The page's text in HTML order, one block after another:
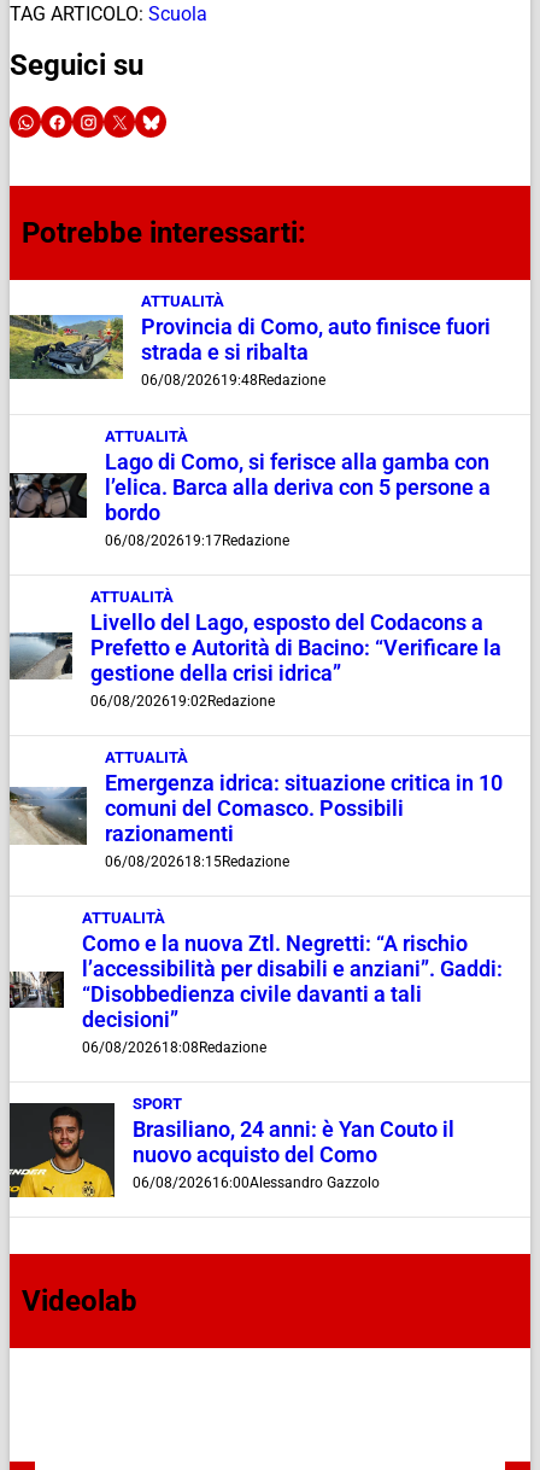
TAG ARTICOLO: Scuola
Seguici su
Potrebbe interessarti:
ATTUALITÀ
Provincia di Como, auto finisce fuori
strada e si ribalta
06/08/202619:48 Redazione
ATTUALITÀ
Lago di Como, si ferisce alla gamba con
l’elica. Barca alla deriva con 5 persone a
bordo
06/08/202619:17Redazione
ATTUALITÀ
Livello del Lago, esposto del Codacons a
Prefetto e Autorità di Bacino: “Verificare la
gestione della crisi idrica”
06/08/202619:02Redazione
ATTUALITÀ
Emergenza idrica: situazione critica in 10
comuni del Comasco. Possibili
razionamenti
06/08/202618:15Redazione
ATTUALITÀ
Como e la nuova Ztl. Negretti: “A rischio
l’accessibilità per disabili e anziani”. Gaddi:
“Disobbedienza civile davanti a tali
decisioni”
06/08/202618:08 Redazione
SPORT
Brasiliano, 24 anni: è Yan Couto il
nuovo acquisto del Como
06/08/202616:00Alessandro Gazzolo
Videolab